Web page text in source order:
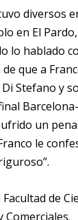
diversos
en El
lo hablado
que a
Stefano y
un
le
de
Comerciales.